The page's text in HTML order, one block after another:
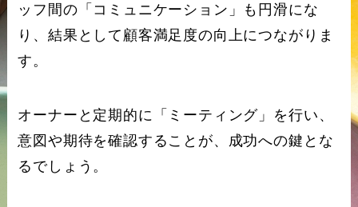
ッフ間の「コミュニケーション」も円滑にな
り、結果として顧客満足度の向上につながりま
す。
オーナーと定期的に「ミーティング」を行い、
意図や期待を確認することが、成功への鍵とな
るでしょう。